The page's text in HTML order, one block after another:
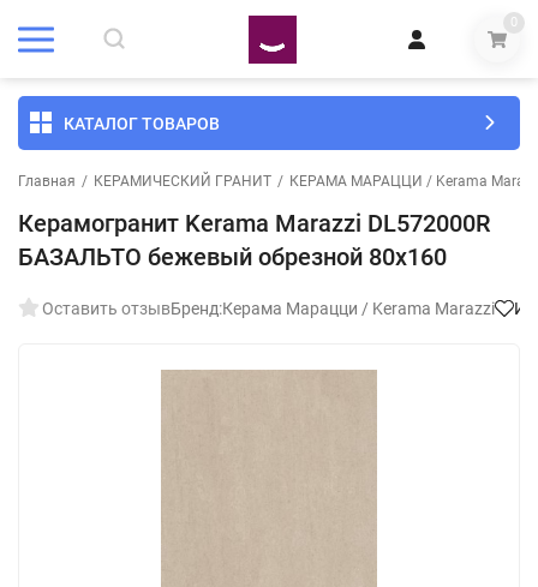
0
КАТАЛОГ ТОВАРОВ
Главная / КЕРАМИЧЕСКИЙ ГРАНИТ / КЕРАМА МАРАЦЦИ / Kerama
Керамогранит Kerama Marazzi DL572000R
БАЗАЛЬТО бежевый обрезной 80x160
Оставить отзывБренд:Керама Марацци / Kerama Marazzi